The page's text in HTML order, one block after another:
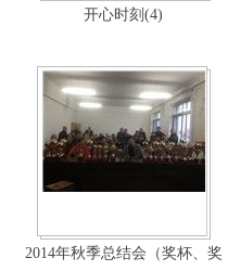
开心时刻(4)
2014年秋季总结会（奖杯、奖